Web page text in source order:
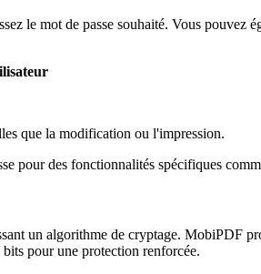
le mot de passe souhaité. Vous
que la modification ou l'impression.
pour des fonctionnalités spécifiques
un algorithme de cryptage. MobiPDF
pour une protection renforcée.